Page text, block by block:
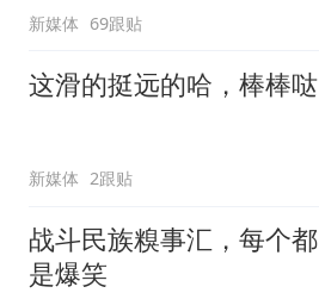
新媒体 69跟贴
这滑的挺远的哈，棒棒哒
新媒体 2跟贴
战斗民族糗事汇，每个都
是爆笑